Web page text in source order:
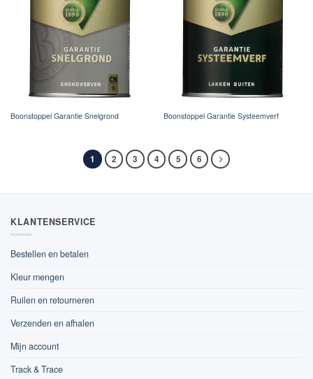
Boonstoppel Garantie Snelgrond Boonstoppel Garantie Systeemverf
1 2 3 4 5 6
KLANTENSERVICE
Bestellen en betalen
Kleur mengen
Ruilen en retourneren
Verzenden en afhalen
Mijn account
Track & Trace